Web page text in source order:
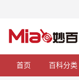
首页 百科分类